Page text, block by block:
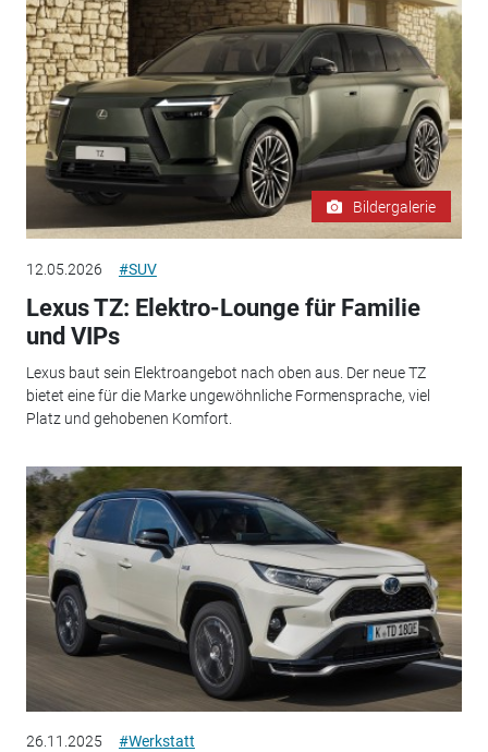
Bildergalerie
12.05.2026 #SUV
Lexus TZ: Elektro-Lounge für Familie
und VIPs
Lexus baut sein Elektroangebot nach oben aus. Der neue TZ
bietet eine für die Marke ungewöhnliche Formensprache, viel
Platz und gehobenen Komfort.
26.11.2025 #Werkstatt